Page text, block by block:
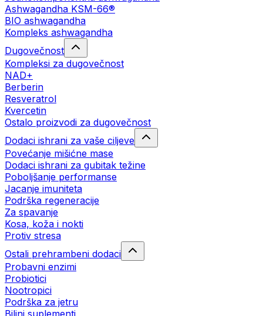
Ashwagandha KSM-66®
BIO ashwagandha
Kompleks ashwagandha
Dugovečnost
Kompleksi za dugovečnost
NAD+
Berberin
Resveratrol
Kvercetin
Ostalo proizvodi za dugovečnost
Dodaci ishrani za vaše ciljeve
Povećanje mišićne mase
Dodaci ishrani za gubitak težine
Poboljšanje performanse
Jacanje imuniteta
Podrška regeneracije
Za spavanje
Kosa, koža i nokti
Protiv stresa
Ostali prehrambeni dodaci
Probavni enzimi
Probiotici
Nootropici
Podrška za jetru